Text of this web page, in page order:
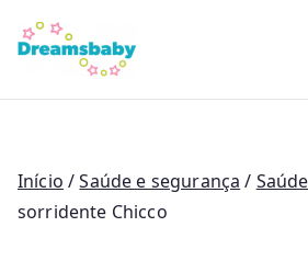
para
conteúdo
Início /Saúde e segurança / Saúde
sorridente Chicco